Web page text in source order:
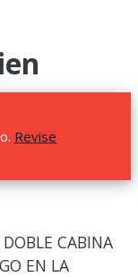
Revise
CABINA
EN LA